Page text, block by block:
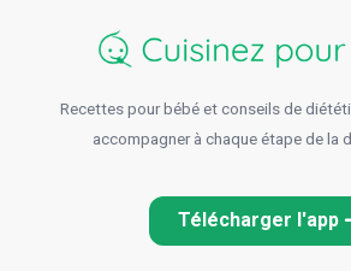
Recettes pour bébé et conseils de
accompagner à chaque étape de la
Télécharger l'app